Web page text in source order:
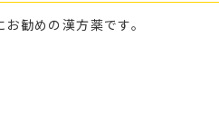
勧めの漢方薬です。